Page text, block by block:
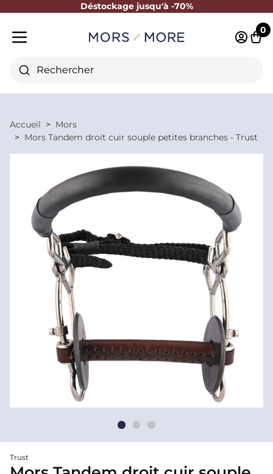
Déstockage jusqu'à -70%
Fermer
Rechercher
0
Accueil
Mors
Mors Tandem droit cuir souple petites branches - Trust
Trust